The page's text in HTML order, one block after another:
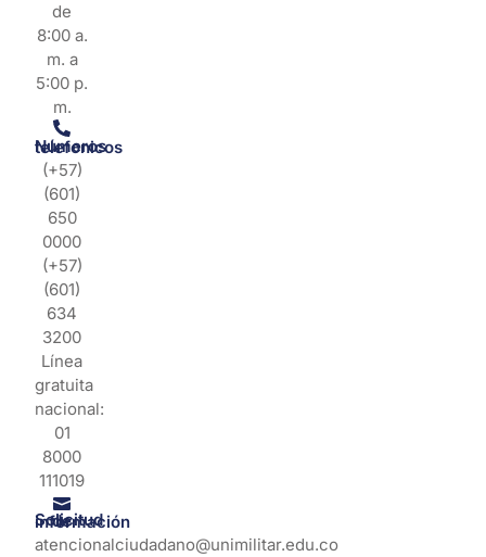
de
8:00 a.
m. a
5:00 p.
m.
Números telefonicos
(+57)
(601)
650
0000
(+57)
(601)
634
3200
Línea
gratuita
nacional:
01
8000
111019
Solicitud de información
atencionalciudadano@unimilitar.edu.co